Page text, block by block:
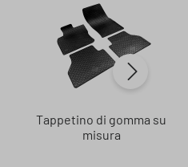
Tappetino di gomma su
misura